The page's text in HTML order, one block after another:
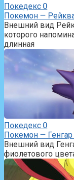
Покедекс 0
Покемон —
Внешний вид
которого
длинная
Покедекс 0
Покемон —
Внешний вид
фиолетового